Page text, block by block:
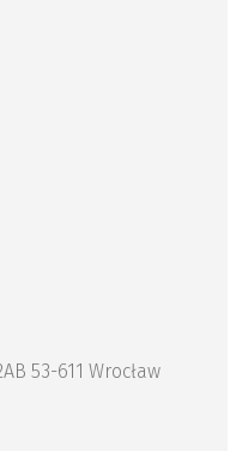
53-611 Wrocław